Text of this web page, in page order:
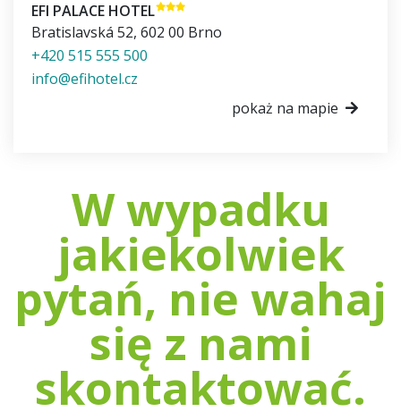
EFI PALACE HOTEL
Bratislavská 52, 602 00 Brno
+420 515 555 500
info@efihotel.cz
pokaż na mapie
W wypadku
jakiekolwiek
pytań, nie wahaj
się z nami
skontaktować.